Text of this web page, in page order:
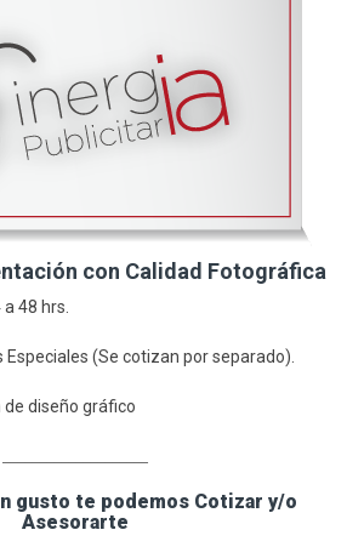
con Calidad Fotográfica
48 hrs.
(Se cotizan por separado).
diseño gráfico
gusto te podemos Cotizar y/o
Asesorarte